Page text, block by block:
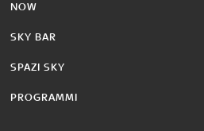
NOW
SKY BAR
SPAZI SKY
PROGRAMMI